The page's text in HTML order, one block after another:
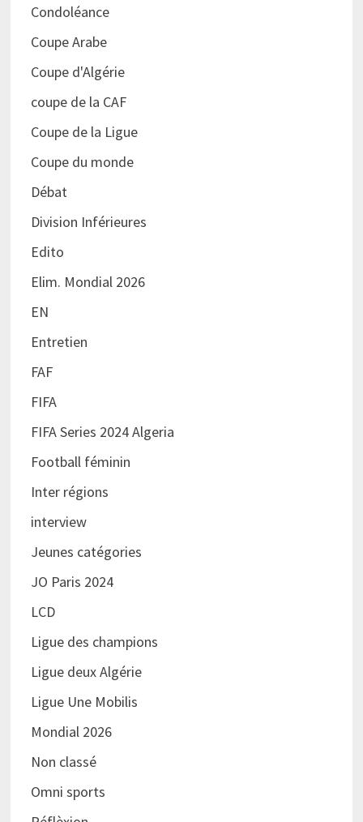
Condoléance
Coupe Arabe
Coupe d'Algérie
coupe de la CAF
Coupe de la Ligue
Coupe du monde
Débat
Division Inférieures
Edito
Elim. Mondial 2026
EN
Entretien
FAF
FIFA
FIFA Series 2024 Algeria
Football féminin
Inter régions
interview
Jeunes catégories
JO Paris 2024
LCD
Ligue des champions
Ligue deux Algérie
Ligue Une Mobilis
Mondial 2026
Non classé
Omni sports